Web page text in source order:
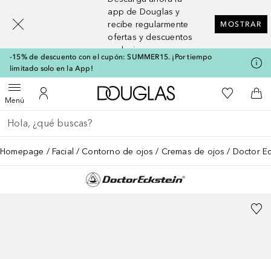
app de Douglas y
recibe regularmente
ofertas y descuentos
exclusivos
MOSTRAR
-15% de descuento con el cupón: SUMMER15. ¡Por tiempo
limitado solo en la App!
MenúAbrir menúMi cuenta
A Douglas HomeMi lista de
A
Regresar
Ejecutar búsqueda
Homepage Facial Contorno de ojos Cremas de ojos Doctor
[navigation.slideout.screenreader]